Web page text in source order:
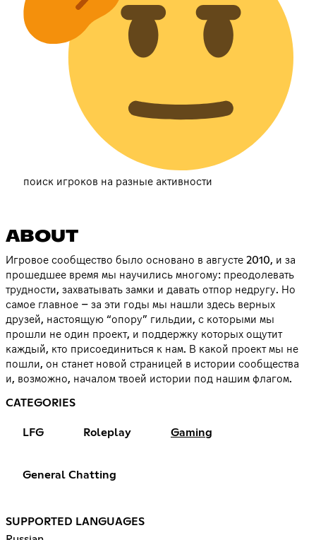
поиск игроков на разные активности
ABOUT
Игровое сообщество было основано в августе 2010, и за
прошедшее время мы научились многому: преодолевать
трудности, захватывать замки и давать отпор недругу. Но
самое главное – за эти годы мы нашли здесь верных
друзей, настоящую “опору” гильдии, с которыми мы
прошли не один проект, и поддержку которых ощутит
каждый, кто присоединиться к нам. В какой проект мы не
пошли, он станет новой страницей в истории сообщества
и, возможно, началом твоей истории под нашим флагом.
CATEGORIES
LFG Roleplay Gaming
General Chatting
SUPPORTED LANGUAGES